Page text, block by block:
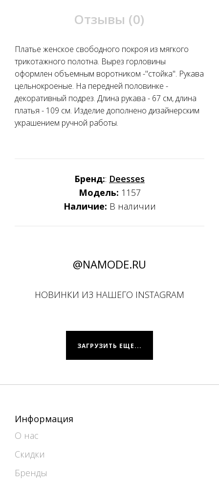
Отзывы (0)
Платье женское свободного покроя из мягкого
трикотажного полотна. Вырез горловины
оформлен объемным воротником -"стойка". Рукава
цельнокроеные. На передней половинке -
декоративный подрез. Длина рукава - 67 см, длина
платья - 109 см. Изделие дополнено дизайнерским
украшением ручной работы.
Бренд:: Deesses
Модель: 1157
Наличие: В наличии
@NAMODE.RU
НОВИНКИ ИЗ НАШЕГО INSTAGRAM
ЗАГРУЗИТЬ ЕЩЕ...
Информация
О нас
Скидки
Бренды